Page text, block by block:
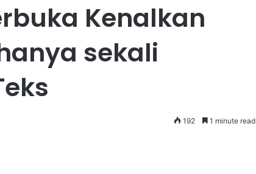
Kenalkan
sekali
192 1 minute read